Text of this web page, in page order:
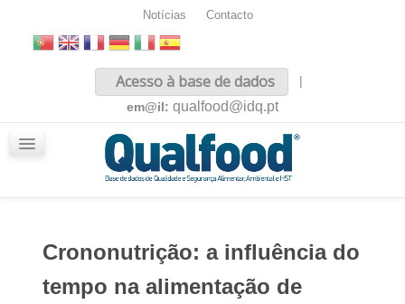
Notícias Contacto
Acesso à base de dados
|
em@il: qualfood@idq.pt
Crononutrição: a influência do
tempo na alimentação de